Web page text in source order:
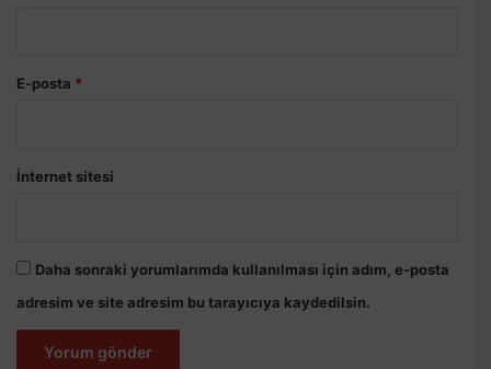
E-posta *
İnternet sitesi
Daha sonraki yorumlarımda kullanılması için adım, e-posta
adresim ve site adresim bu tarayıcıya kaydedilsin.